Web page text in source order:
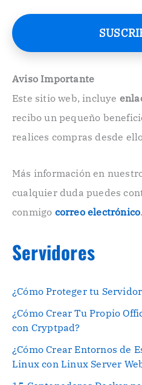
e
o
e
t
ó
n
o
.
Aviso Importante
Este sitio web, incluye
recibo un pequeño
realices compras desde
Más información en
cualquier duda puedes
conmigo correo electrónico.
Servidores
¿Cómo Proteger tu
¿Cómo Crear Tu Propio
con Cryptpad?
¿Cómo Crear Entornos de
Linux con Linux Server